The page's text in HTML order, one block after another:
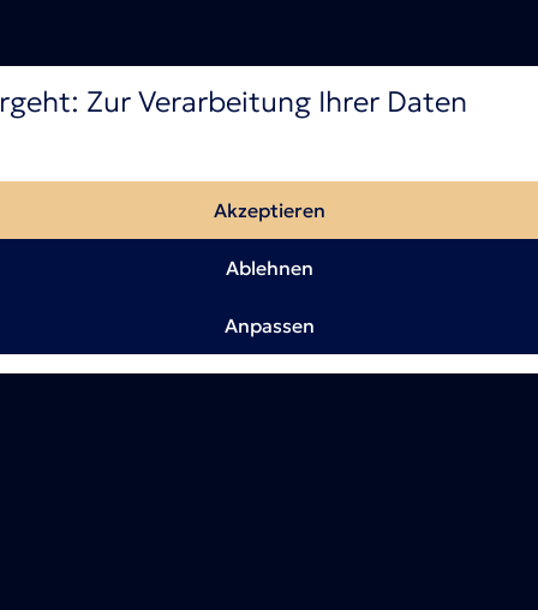
Zur Verarbeitung Ihrer Daten
Anpassen
Ablehnen
Akzeptieren